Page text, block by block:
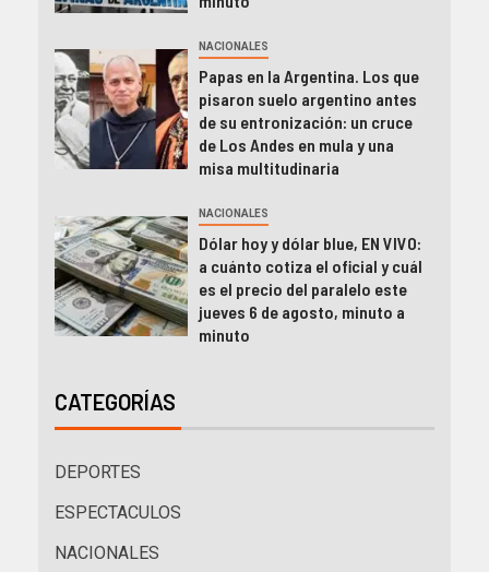
NACIONALES
Papas en la Argentina. Los que
pisaron suelo argentino antes
de su entronización: un cruce
de Los Andes en mula y una
misa multitudinaria
NACIONALES
Dólar hoy y dólar blue, EN VIVO:
a cuánto cotiza el oficial y cuál
es el precio del paralelo este
jueves 6 de agosto, minuto a
minuto
CATEGORÍAS
DEPORTES
ESPECTACULOS
NACIONALES